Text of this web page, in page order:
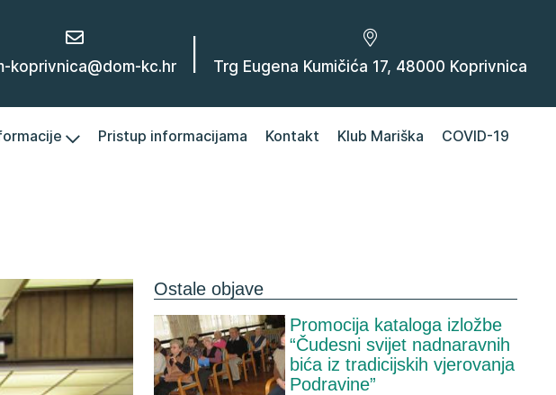
koprivnica@dom-kc.hr Trg Eugena Kumičića 17, 48000 Koprivnica
Pristup informacijama Kontakt Klub Mariška COVID-19
Ostale objave
Promocija kataloga izložbe
“Čudesni svijet nadnaravnih
bića iz tradicijskih vjerovanja
Podravine”